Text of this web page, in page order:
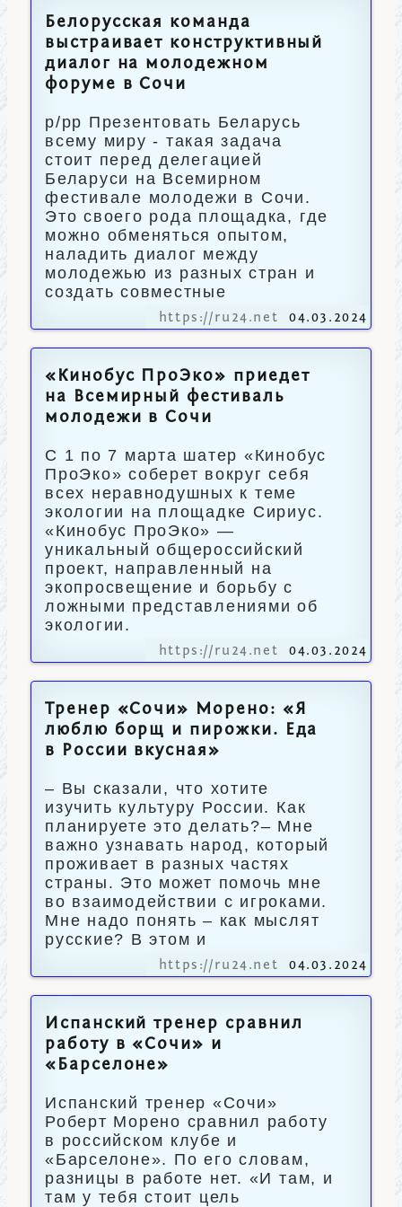
Белорусская команда
выстраивает конструктивный
диалог на молодежном
форуме в Сочи
p/pp Презентовать Беларусь
всему миру - такая задача
стоит перед делегацией
Беларуси на Всемирном
фестивале молодежи в Сочи.
Это своего рода площадка, где
можно обменяться опытом,
наладить диалог между
молодежью из разных стран и
создать совместные
https://ru24.net 04.03.2024
«Кинобус ПроЭко» приедет
на Всемирный фестиваль
молодежи в Сочи
С 1 по 7 марта шатер «Кинобус
ПроЭко» соберет вокруг себя
всех неравнодушных к теме
экологии на площадке Сириус.
«Кинобус ПроЭко» —
уникальный общероссийский
проект, направленный на
экопросвещение и борьбу с
ложными представлениями об
экологии.
https://ru24.net 04.03.2024
Тренер «Сочи» Морено: «Я
люблю борщ и пирожки. Еда
в России вкусная»
– Вы сказали, что хотите
изучить культуру России. Как
планируете это делать?– Мне
важно узнавать народ, который
проживает в разных частях
страны. Это может помочь мне
во взаимодействии с игроками.
Мне надо понять – как мыслят
русские? В этом и
https://ru24.net 04.03.2024
Испанский тренер сравнил
работу в «Сочи» и
«Барселоне»
Испанский тренер «Сочи»
Роберт Морено сравнил работу
в российском клубе и
«Барселоне». По его словам,
разницы в работе нет. «И там, и
там у тебя стоит цель